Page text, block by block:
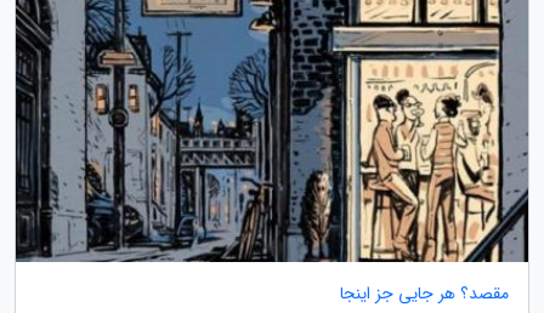
مقصد؟ هر جایی جز اینجا